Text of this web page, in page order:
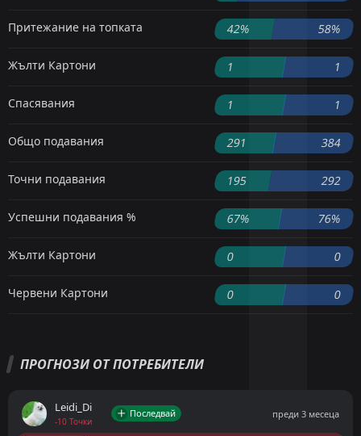
Притежание на топката 42% 58%
Жълти Картони 1 1
Спасявания 1 1
Общо подавания 291 384
Точни подавания 195 292
Успешни подавания % 67% 76%
Жълти Картони 0 0
Червени Картони 0 0
ПРОГНОЗИ ОТ ПОТРЕБИТЕЛИ
Leidi_Di
-10 Точки
Последвай преди 3 месеца